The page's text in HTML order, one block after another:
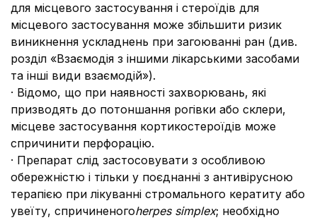
для місцевого застосування і стероїдів для
місцевого застосування може збільшити ризик
виникнення ускладнень при загоюванні ран (див.
розділ «Взаємодія з іншими лікарськими засобами
та інші види взаємодій»).
· Відомо, що при наявності захворювань, які
призводять до потоншання рогівки або склери,
місцеве застосування кортикостероїдів може
спричинити перфорацію.
· Препарат слід застосовувати з особливою
обережністю і тільки у поєднанні з антивірусною
терапією при лікуванні стромального кератиту або
увеїту, спричиненогоherpes simplex; необхідно